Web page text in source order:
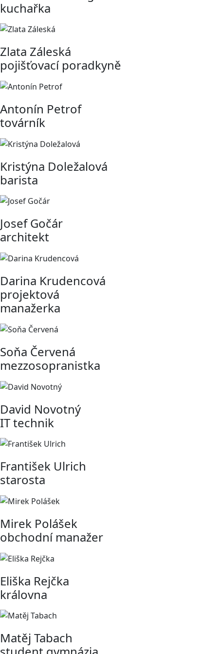
kuchařka
Zlata Záleská
pojišťovací poradkyně
Antonín Petrof
továrník
Kristýna Doležalová
barista
Josef Gočár
architekt
Darina Krudencová
projektová
manažerka
Soňa Červená
mezzosopranistka
David Novotný
IT technik
František Ulrich
starosta
Mirek Polášek
obchodní manažer
Eliška Rejčka
královna
Matěj Tabach